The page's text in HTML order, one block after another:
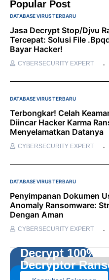
Popular Post
DATABASE VIRUS TERBARU
Jasa Decrypt Stop/Djvu
Tercepat: Solusi File
Bayar Hacker!
CYBERSECURITY EXPERT
DATABASE VIRUS TERBARU
Terbongkar! Celah
Diincar Hacker Karma
Menyelamatkan Datanya
CYBERSECURITY EXPERT
DATABASE VIRUS TERBARU
Penyimpanan Dokumen
Anomaly Ransomware:
Dengan Aman
CYBERSECURITY EXPERT
Decrypt 100%
Decryptor